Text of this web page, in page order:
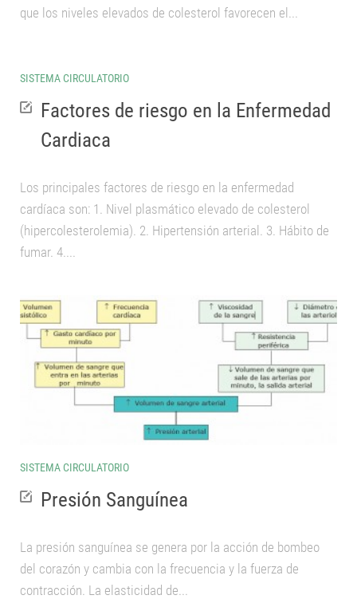
que los niveles elevados de colesterol favorecen el...
SISTEMA CIRCULATORIO
Factores de riesgo en la Enfermedad
Cardiaca
Los principales factores de riesgo en la enfermedad
cardíaca son: 1. Nivel plasmático elevado de colesterol
(hipercolesterolemia). 2. Hipertensión arterial. 3. Hábito de
fumar. 4....
SISTEMA CIRCULATORIO
Presión Sanguínea
La presión sanguínea se genera por la acción de bombeo
del corazón y cambia con la frecuencia y la fuerza de
contracción. La elasticidad de...